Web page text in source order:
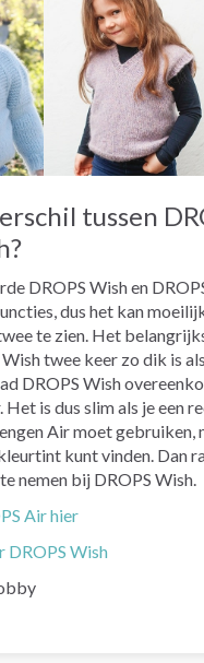
tussen
DROPS Wish en
dus het kan
te zien. Het
twee keer zo dik is
DROPS Wish
Het is dus slim als je een
Air moet gebruiken,
kunt vinden. Dan
nemen bij DROPS Wish.
Air hier
DROPS Wish